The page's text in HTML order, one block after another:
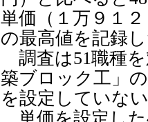
単価（１万９１
の最高値を記録
調査は51職種
築ブロック工」
を設定していな